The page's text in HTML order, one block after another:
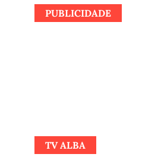
PUBLICIDADE
TV ALBA